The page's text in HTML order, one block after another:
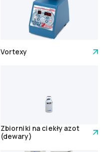
Vortexy
Zbiorniki na ciekły azot
(dewary)